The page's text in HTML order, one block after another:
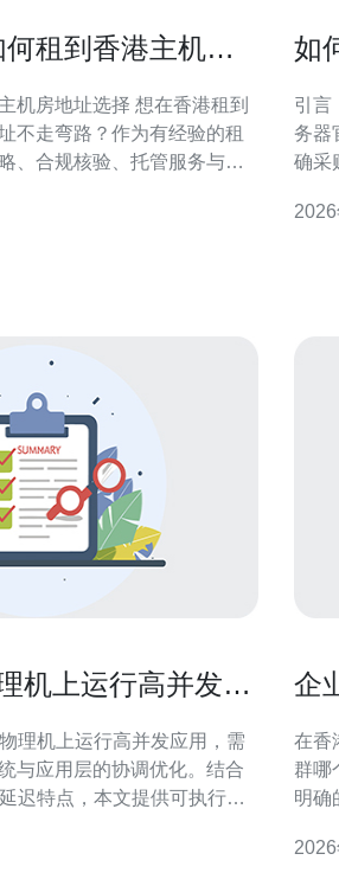
租到香港主机房
选择 想在香港租到
不走弯路？作为有经验的租
、合规核验、托管服务与实
，也直接关系到业务连续性
如
引言：明
务器
确采
重官
机上运行高并发应
理机上运行高并发应用，需
与应用层的协调优化。结合
迟特点，本文提供可执行的
合面向本地与区域性GEO搜
企
在香
群哪
明确
衡，确